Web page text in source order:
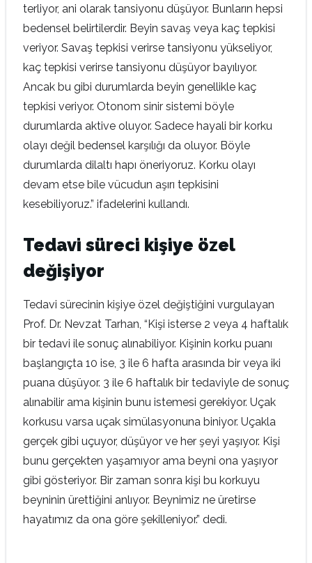
terliyor, ani olarak tansiyonu düşüyor. Bunların hepsi
bedensel belirtilerdir. Beyin savaş veya kaç tepkisi
veriyor. Savaş tepkisi verirse tansiyonu yükseliyor,
kaç tepkisi verirse tansiyonu düşüyor bayılıyor.
Ancak bu gibi durumlarda beyin genellikle kaç
tepkisi veriyor. Otonom sinir sistemi böyle
durumlarda aktive oluyor. Sadece hayali bir korku
olayı değil bedensel karşılığı da oluyor. Böyle
durumlarda dilaltı hapı öneriyoruz. Korku olayı
devam etse bile vücudun aşırı tepkisini
kesebiliyoruz.” ifadelerini kullandı.
Tedavi süreci kişiye özel
değişiyor
Tedavi sürecinin kişiye özel değiştiğini vurgulayan
Prof. Dr. Nevzat Tarhan, “Kişi isterse 2 veya 4 haftalık
bir tedavi ile sonuç alınabiliyor. Kişinin korku puanı
başlangıçta 10 ise, 3 ile 6 hafta arasında bir veya iki
puana düşüyor. 3 ile 6 haftalık bir tedaviyle de sonuç
alınabilir ama kişinin bunu istemesi gerekiyor. Uçak
korkusu varsa uçak simülasyonuna biniyor. Uçakla
gerçek gibi uçuyor, düşüyor ve her şeyi yaşıyor. Kişi
bunu gerçekten yaşamıyor ama beyni ona yaşıyor
gibi gösteriyor. Bir zaman sonra kişi bu korkuyu
beyninin ürettiğini anlıyor. Beynimiz ne üretirse
hayatımız da ona göre şekilleniyor.” dedi.